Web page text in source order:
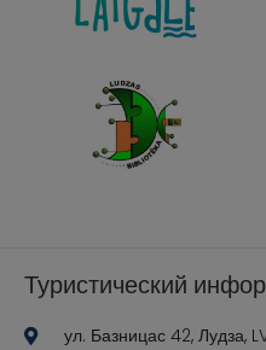
Туристический
ул. Базницас 42, Лудза,